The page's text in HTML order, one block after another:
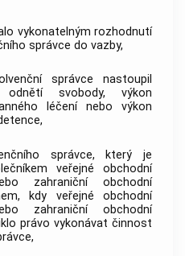
vykonatelným rozhodnutí
správce do vazby,
správce nastoupil
svobody, výkon
léčení nebo výkon
správce, který je
veřejné obchodní
zahraniční obchodní
kdy veřejné obchodní
zahraniční obchodní
právo vykonávat činnost
,